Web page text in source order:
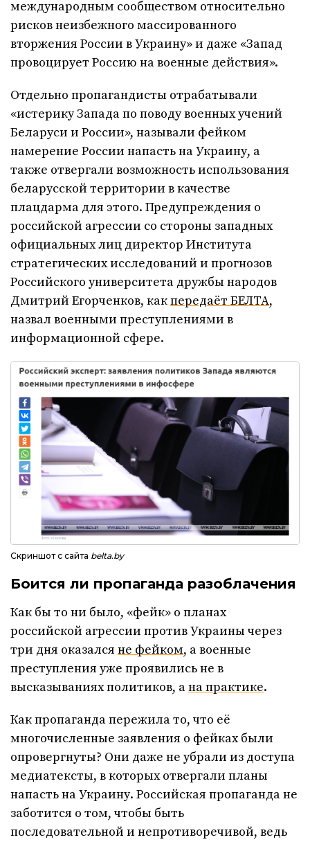
международным сообществом относительно
рисков неизбежного массированного
вторжения России в Украину» и даже «Запад
провоцирует Россию на военные действия».
Отдельно пропагандисты отрабатывали
«истерику Запада по поводу военных учений
Беларуси и России», называли фейком
намерение России напасть на Украину, а
также отвергали возможность использования
беларусской территории в качестве
плацдарма для этого. Предупреждения о
российской агрессии со стороны западных
официальных лиц директор Института
стратегических исследований и прогнозов
Российского университета дружбы народов
Дмитрий Егорченков, какпередаёт БЕЛТА,
назвал военными преступлениями в
информационной сфере.
Скриншот с сайта belta.by
Боится ли пропаганда разоблачения
Как бы то ни было, «фейк» о планах
российской агрессии против Украины через
три дня оказался не фейком, а военные
преступления уже проявились не в
высказываниях политиков, ана практике.
Как пропаганда пережила то, что её
многочисленные заявления о фейках были
опровергнуты? Они даже не убрали из доступа
медиатексты, в которых отвергали планы
напасть на Украину. Российская пропаганда не
заботится о том, чтобы быть
последовательной и непротиворечивой, ведь